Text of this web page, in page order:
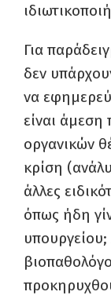
Για
δεν
να
είναι
οργανικών
κρίση
άλλες
όπως ήδη